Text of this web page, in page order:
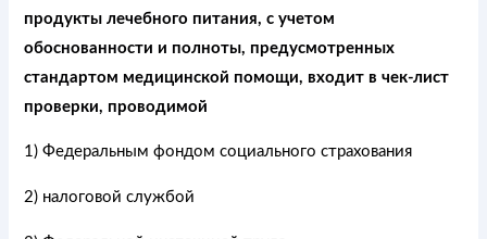
продукты лечебного питания, с учетом
обоснованности и полноты, предусмотренных
стандартом медицинской помощи, входит в чек-лист
проверки, проводимой
1) Федеральным фондом социального страхования
2) налоговой службой